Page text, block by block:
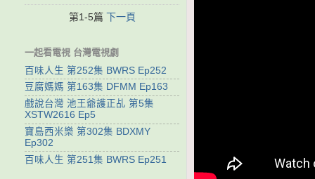
第1-5篇 下一頁
一起看電視 台灣電視劇
百味人生 第252集 BWRS Ep252
豆腐媽媽 第163集 DFMM Ep163
戲說台灣 池王爺護正乩 第5集
XSTW2616 Ep5
寶島西米樂 第302集 BDXMY
Ep302
百味人生 第251集 BWRS Ep251